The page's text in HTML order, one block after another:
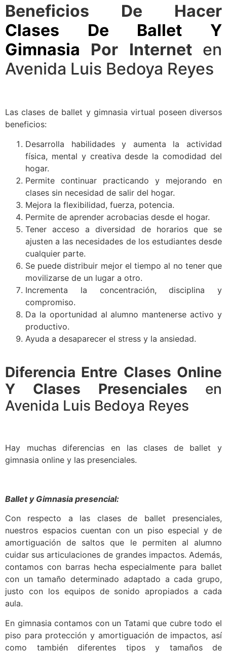
Beneficios De Hacer
Clases De Ballet Y
Gimnasia Por Internet en
Avenida Luis Bedoya Reyes
Las clases de ballet y gimnasia virtual poseen diversos
beneficios:
Desarrolla habilidades y aumenta la actividad
física, mental y creativa desde la comodidad del
hogar.
Permite continuar practicando y mejorando en
clases sin necesidad de salir del hogar.
Mejora la flexibilidad, fuerza, potencia.
Permite de aprender acrobacias desde el hogar.
Tener acceso a diversidad de horarios que se
ajusten a las necesidades de los estudiantes desde
cualquier parte.
Se puede distribuir mejor el tiempo al no tener que
movilizarse de un lugar a otro.
Incrementa la concentración, disciplina y
compromiso.
Da la oportunidad al alumno mantenerse activo y
productivo.
Ayuda a desaparecer el stress y la ansiedad.
Diferencia Entre Clases Online
Y Clases Presenciales en
Avenida Luis Bedoya Reyes
Hay muchas diferencias en las clases de ballet y
gimnasia online y las presenciales.
Ballet y Gimnasia presencial:
Con respecto a las clases de ballet presenciales,
nuestros espacios cuentan con un piso especial y de
amortiguación de saltos que le permiten al alumno
cuidar sus articulaciones de grandes impactos. Además,
contamos con barras hecha especialmente para ballet
con un tamaño determinado adaptado a cada grupo,
justo con los equipos de sonido apropiados a cada
aula.
En gimnasia contamos con un Tatami que cubre todo el
piso para protección y amortiguación de impactos, así
como también diferentes tipos y tamaños de